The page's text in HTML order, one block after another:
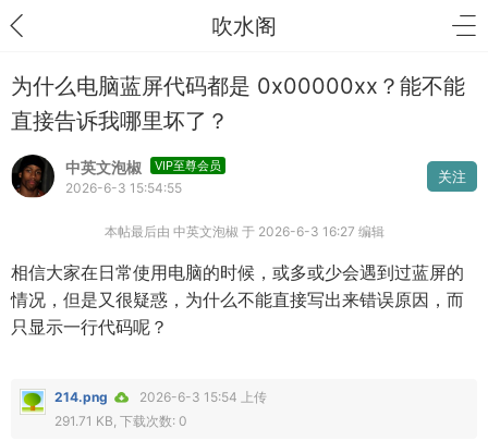
吹水阁
为什么电脑蓝屏代码都是 0x00000xx？能不能
直接告诉我哪里坏了？
中英文泡椒 VIP至尊会员
2026-6-3 15:54:55
关注
本帖最后由 中英文泡椒 于 2026-6-3 16:27 编辑
相信大家在日常使用电脑的时候，或多或少会遇到过蓝屏的
情况，但是又很疑惑，为什么不能直接写出来错误原因，而
只显示一行代码呢？
214.png
2026-6-3 15:54 上传
291.71 KB, 下载次数: 0